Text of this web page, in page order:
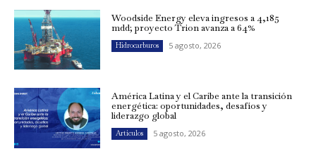
Woodside Energy eleva ingresos a 4,185
mdd; proyecto Trion avanza a 64%
Hidrocarburos 5 agosto, 2026
América Latina y el Caribe ante la transición
energética: oportunidades, desafíos y
liderazgo global
Artículos 5 agosto, 2026